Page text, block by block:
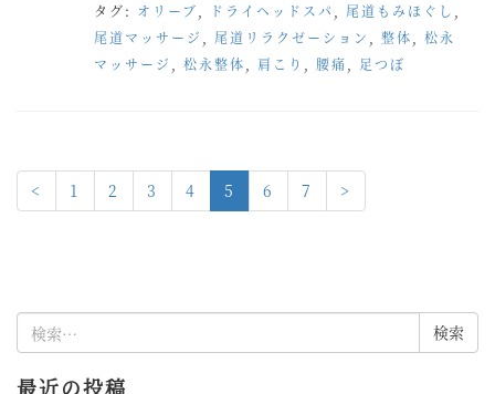
タグ: オリーブ ドライヘッドスパ 尾道もみほぐし
尾道マッサージ
尾道リラクゼーション 整体
松永
マッサージ
松永整体 肩こり 腰痛 足つぼ
< 1 2 3 4 5 6 7 >
索:
最近の投稿